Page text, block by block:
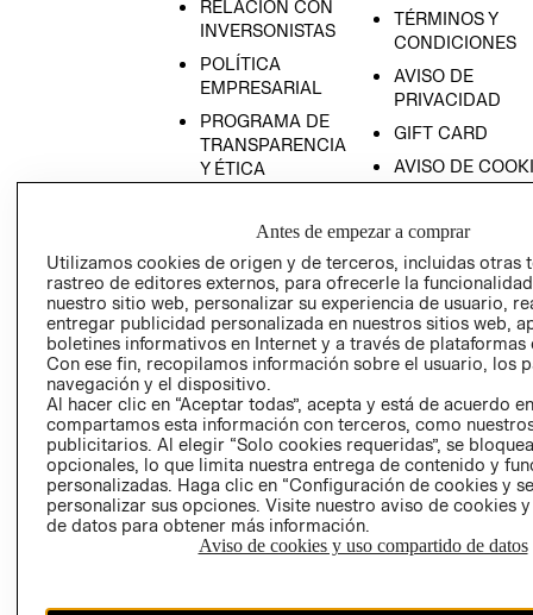
RELACIÓN CON
INVERSONISTAS
POLÍTICA
EMPRESARIAL
PROGRAMA DE
TRANSPARENCIA
Y ÉTICA
PROGRAMA DE
Y ÉTICA (INGLÉS)
TÉRMINOS Y
CONDICIONES
AVISO DE
PRIVACIDAD
GIFT CARD
AVISO DE
COMERCIO - SIC
PETICIONES
QUEJAS Y
RECLAMOS
Colombia ($)
CAMBIAR REGIÓN
Antes de empezar a comprar
Utilizamos cookies de origen y de terceros, incluidas otras
rastreo de editores externos, para ofrecerle la
nuestro sitio web, personalizar su experiencia de usuario,
entregar publicidad personalizada en nuestros sitios web,
boletines informativos en Internet y a través de plataformas
Con ese fin, recopilamos información sobre el usuario, los
navegación y el dispositivo.
Al hacer clic en “Aceptar todas”, acepta y está de acuerdo
compartamos esta información con terceros, como
publicitarios. Al elegir “Solo cookies requeridas”, se
opcionales, lo que limita nuestra entrega de contenido y
personalizadas. Haga clic en “Configuración de cookies y
personalizar sus opciones. Visite nuestro aviso de cookies
de datos para obtener más información.
Aviso de cookies y uso compartido de datos